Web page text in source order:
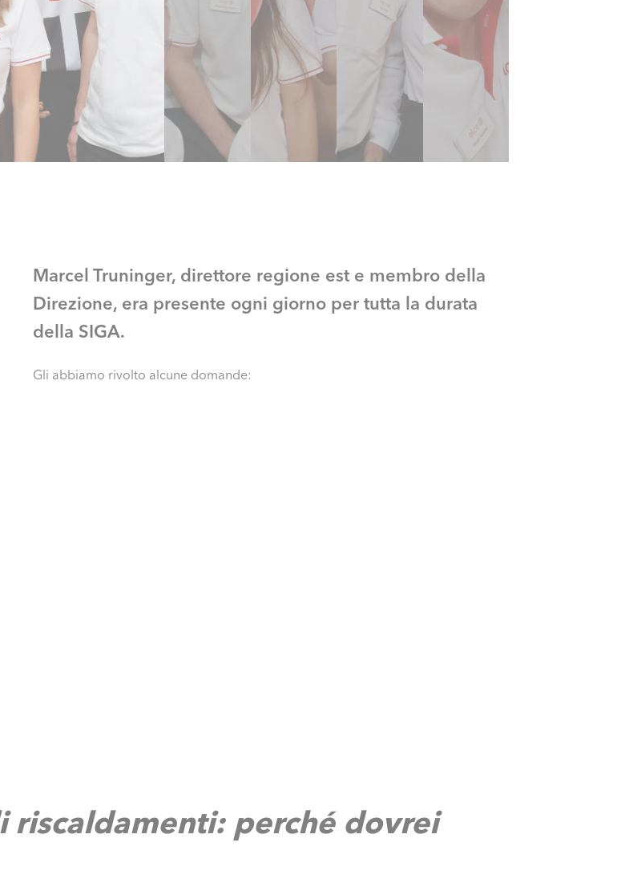
Marcel Truninger, direttore regione est e membro della
Direzione, era presente ogni giorno per tutta la durata
della SIGA.
Gli abbiamo rivolto alcune domande:
perché dovrei